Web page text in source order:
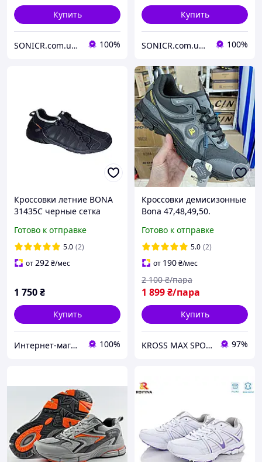
Купить
SONICR.com.ua discounter "ТВОЙ ДЕНЬ" 100%
Купить
SONICR.com.ua discounter "ТВОЙ ДЕНЬ" 100%
Кроссовки летние BONA
31435C черные сетка
Готово к отправке
5.0 (2)
от292₴/мес
1 750₴
Купить
Интернет-магазин "Престиж" 100%
Кроссовки демисизонные
Bona 47,48,49,50.
лето больших размеров,
кроссовки батал 014А
Готово к отправке
5.0 (2)
от 190₴/мес
1 899₴/пара
2 100 ₴/пара
Купить
KROSS MAX SPORT 97%